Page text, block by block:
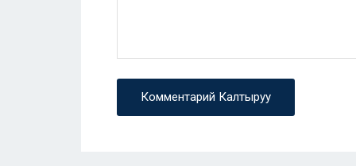
Комментарий Калтыруу